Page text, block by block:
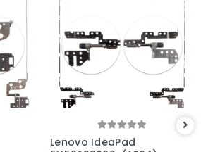
Lenovo IdeaPad